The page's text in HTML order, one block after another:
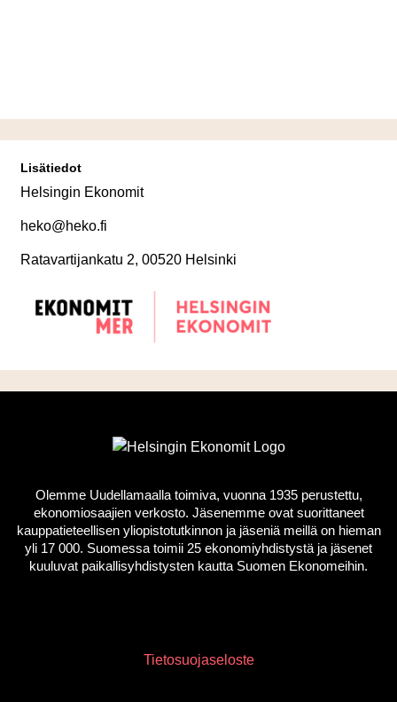
Lisätiedot
Helsingin Ekonomit
heko@heko.fi
Ratavartijankatu 2, 00520 Helsinki
Olemme Uudellamaalla toimiva, vuonna 1935 perustettu,
ekonomiosaajien verkosto. Jäsenemme ovat suorittaneet
kauppatieteellisen yliopistotutkinnon ja jäseniä meillä on hieman
yli 17 000. Suomessa toimii 25 ekonomiyhdistystä ja jäsenet
kuuluvat paikallisyhdistysten kautta Suomen Ekonomeihin.
Tietosuojaseloste